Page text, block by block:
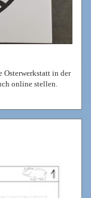
Osterwerkstatt in der
online stellen.